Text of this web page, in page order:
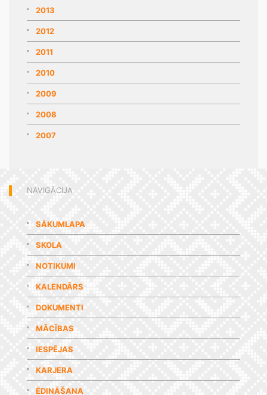
2013
2012
2011
2010
2009
2008
2007
NAVIGĀCIJA
SĀKUMLAPA
SKOLA
NOTIKUMI
KALENDĀRS
DOKUMENTI
MĀCĪBAS
IESPĒJAS
KARJERA
ĒDINĀŠANA